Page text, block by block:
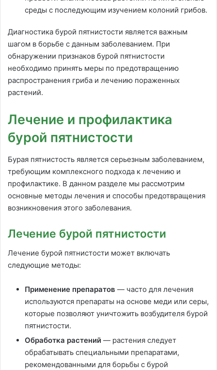
среды с последующим изучением колоний грибов.
Диагностика бурой пятнистости является важным
шагом в борьбе с данным заболеванием. При
обнаружении признаков бурой пятнистости
необходимо принять меры по предотвращению
распространения гриба и лечению пораженных
растений.
Лечение и профилактика
бурой пятнистости
Бурая пятнистость является серьезным заболеванием,
требующим комплексного подхода к лечению и
профилактике. В данном разделе мы рассмотрим
основные методы лечения и способы предотвращения
возникновения этого заболевания.
Лечение бурой пятнистости
Лечение бурой пятнистости может включать
следующие методы:
Применение препаратов — часто для лечения
используются препараты на основе меди или серы,
которые позволяют уничтожить возбудителя бурой
пятнистости.
Обработка растений — растения следует
обрабатывать специальными препаратами,
рекомендованными для борьбы с бурой